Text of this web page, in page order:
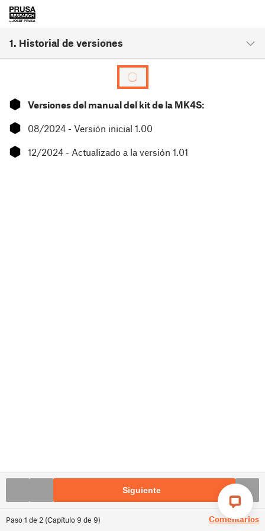
1. Historial de versiones
Paso1 de 2 (Capítulo9 de 9) Comentarios
⬢ Versiones del manual del kit de la MK4S:
⬢ 08/2024 - Versión inicial 1.00
⬢ 12/2024 - Actualizado a la versión 1.01
Siguiente